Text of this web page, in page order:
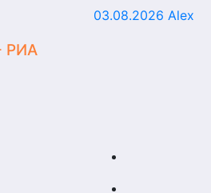
03.08.2026 Alex
РИА